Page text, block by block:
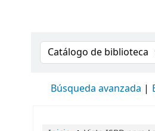
Buscar en el
Búsqueda avanzada